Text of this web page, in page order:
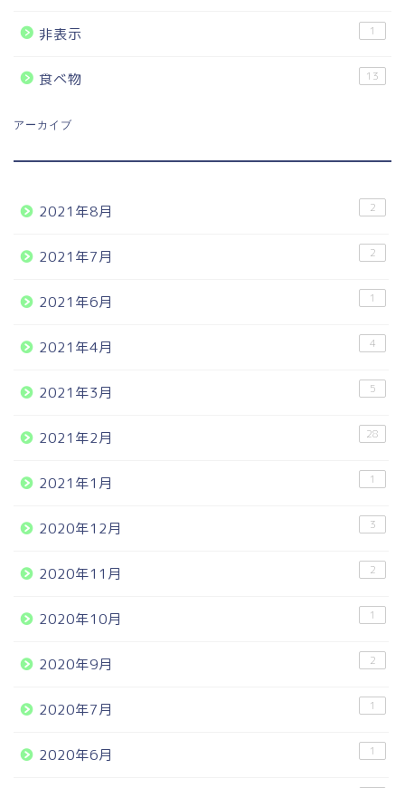
非表示 1
食べ物 13
アーカイブ
2021年8月 2
2021年7月 2
2021年6月 1
2021年4月 4
2021年3月 5
2021年2月 28
2021年1月 1
2020年12月 3
2020年11月 2
2020年10月 1
2020年9月 2
2020年7月 1
2020年6月 1